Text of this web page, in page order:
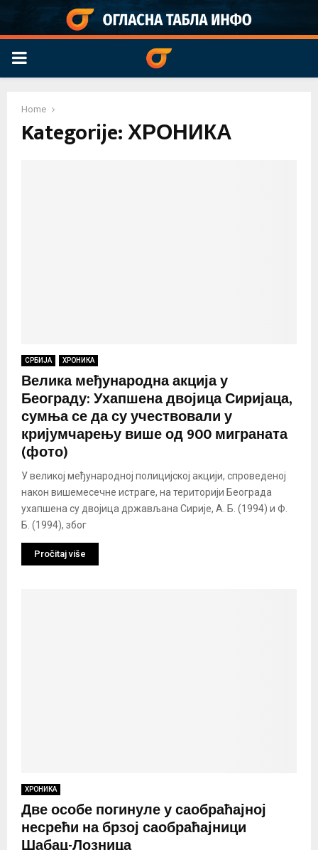
PRIMARY
Home
Kategorije: ХРОНИКА
СРБИЈА ХРОНИКА
Велика међународна акција у
Београду: Ухапшена двојица Сиријаца,
сумња се да су учествовали у
кријумчарењу више од 900 миграната
(фото)
У великој међународној полицијској акцији, спроведеној
након вишемесечне истраге, на територији Београда
ухапшена су двојица држављана Сирије, А. Б. (1994) и Ф.
Б. (1994), због
Pročitaj više
ХРОНИКА
Две особе погинуле у саобраћајној
несрећи на брзој саобраћајници